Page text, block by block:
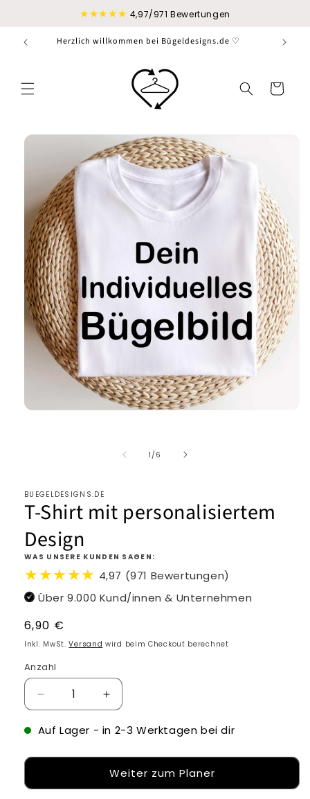
★★★★★ 4,97/971 Bewertungen
Herzlich willkommen bei Bügeldesigns.de ♡
Warenkorb
1 /von
6
BUEGELDESIGNS.DE
T-Shirt mit personalisiertem
Design
WAS UNSERE KUNDEN SAGEN:
★★★★★ 4,97 (971 Bewertungen)
Über 9.000 Kund/innen & Unternehmen
Normaler
Preis
6,90 €
Inkl. MwSt.Versand wird beim Checkout berechnet
Anzahl
Verringere
die
Menge
T-
mit
Erhöhe
die
Menge
T-
Shirt
mit
Auf Lager - in 2-3 Werktagen bei dir
Weiter zum Planer